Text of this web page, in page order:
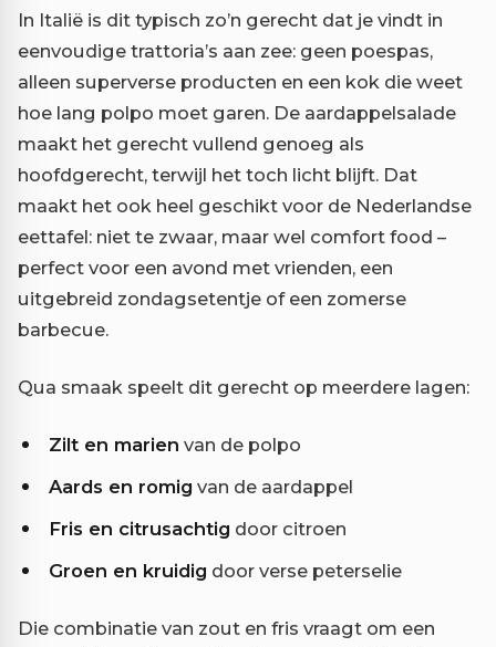
In Italië is dit typisch zo’n gerecht dat je vindt in
eenvoudige trattoria’s aan zee: geen poespas,
alleen superverse producten en een kok die weet
hoe lang polpo moet garen. De aardappelsalade
maakt het gerecht vullend genoeg als
hoofdgerecht, terwijl het toch licht blijft. Dat
maakt het ook heel geschikt voor de Nederlandse
eettafel: niet te zwaar, maar wel comfort food –
perfect voor een avond met vrienden, een
uitgebreid zondagsetentje of een zomerse
barbecue.
Qua smaak speelt dit gerecht op meerdere lagen:
Zilt en marien van de polpo
Aards en romig van de aardappel
Fris en citrusachtig door citroen
Groen en kruidig door verse peterselie
Die combinatie van zout en fris vraagt om een